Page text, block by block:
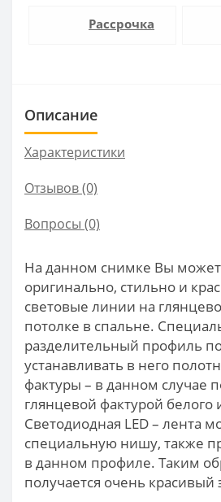
Рассрочка
Описание
Характеристики
Отзывов (0)
Вопросы (0)
На данном снимке Вы
оригинально, стильно и
световые линии на
потолке в спальне.
разделительный профиль
устанавливать в него
фактуры – в данном случае
глянцевой фактурой белого
Светодиодная LED – лента
специальную нишу, также
в данном профиле. Таким
получается очень красивый